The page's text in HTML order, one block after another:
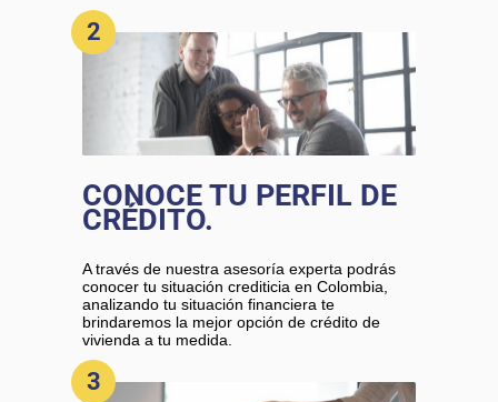
2
CONOCE TU PERFIL DE
CRÉDITO.
A través de nuestra asesoría experta podrás
conocer tu situación crediticia en Colombia,
analizando tu situación financiera te
brindaremos la mejor opción de crédito de
vivienda a tu medida.
3